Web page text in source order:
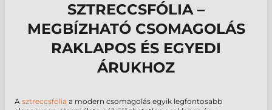
SZTRECCSFÓLIA –
MEGBÍZHATÓ CSOMAGOLÁS
RAKLAPOS ÉS EGYEDI
ÁRUKHOZ
A sztreccsfólia a modern csomagolás egyik legfontosabb